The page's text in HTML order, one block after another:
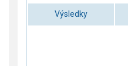
Výsledky